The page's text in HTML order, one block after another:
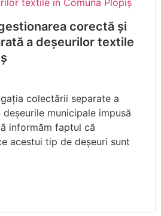
corectă și
a deșeurilor textile
colectării separate a
municipale impusă
informăm faptul că
acestui tip de deșeuri sunt